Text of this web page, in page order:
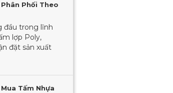
Phân Phối Theo
đầu trong lĩnh
lợp Poly,
đặt sản xuất
Mua Tấm Nhựa